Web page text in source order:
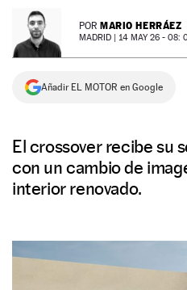
NEWSLETTER POR MARIO HERRÁEZ
MADRID | 14 MAY 26 - 08:
Añadir EL MOTOR en Google
El crossover recibe su
con un cambio de
interior renovado.